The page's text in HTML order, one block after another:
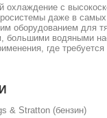
с
даже в
оборудованием для
большими водяными
где
& Stratton (бензин)